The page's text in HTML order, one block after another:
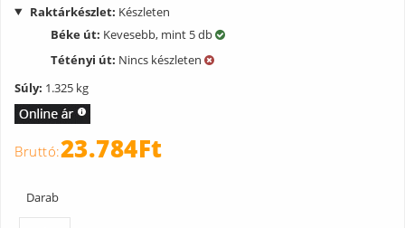
Raktárkészlet: Készleten
Béke út: Kevesebb, mint 5 db
Tétényi út: Nincs készleten
Súly: 1.325 kg
23.784Ft
Darab